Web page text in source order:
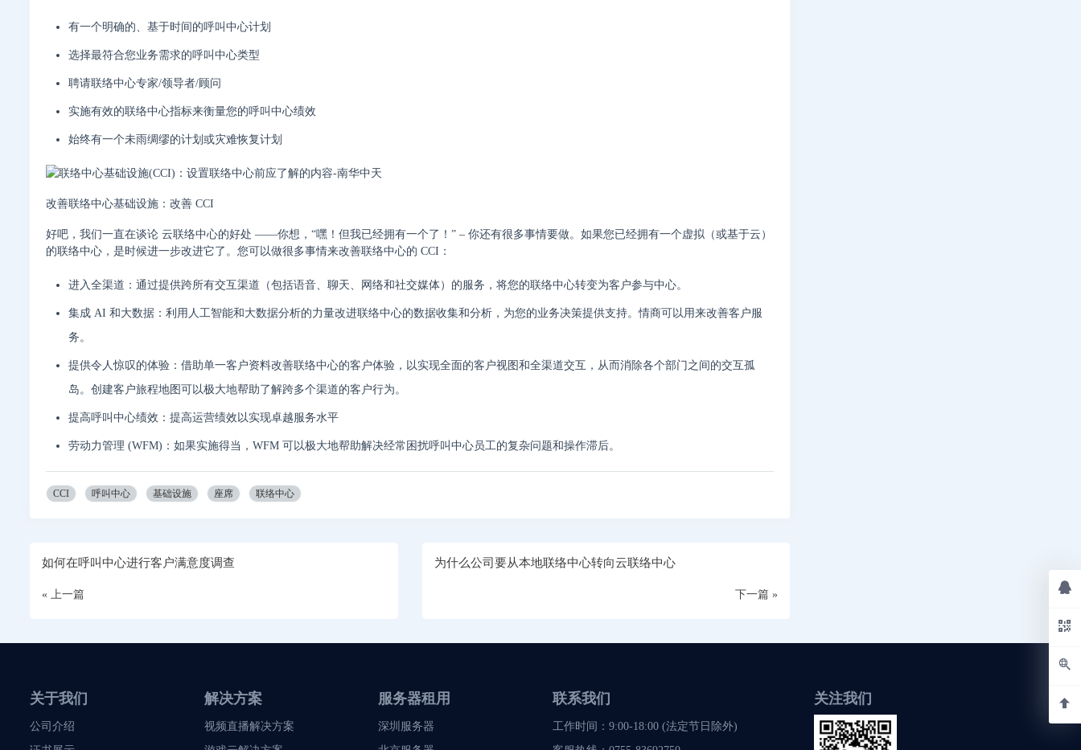
有一个明确的、基于时间的呼叫中心计划
选择最符合您业务需求的呼叫中心类型
聘请联络中心专家/领导者/顾问
实施有效的联络中心指标来衡量您的呼叫中心绩效
始终有一个未雨绸缪的计划或灾难恢复计划
改善联络中心基础设施：改善 CCI
好吧，我们一直在谈论 云联络中心的好处 ——你想，“嘿！但我已经拥有一个了！” – 你还有很多事情要做。如果您已经拥有一个虚拟（或基于云）
的联络中心，是时候进一步改进它了。您可以做很多事情来改善联络中心的 CCI：
进入全渠道：通过提供跨所有交互渠道（包括语音、聊天、网络和社交媒体）的服务，将您的联络中心转变为客户参与中心。
集成 AI 和大数据：利用人工智能和大数据分析的力量改进联络中心的数据收集和分析，为您的业务决策提供支持。情商可以用来改善客户服
务。
提供令人惊叹的体验：借助单一客户资料改善联络中心的客户体验，以实现全面的客户视图和全渠道交互，从而消除各个部门之间的交互孤
岛。创建客户旅程地图可以极大地帮助了解跨多个渠道的客户行为。
提高呼叫中心绩效：提高运营绩效以实现卓越服务水平
劳动力管理 (WFM)：如果实施得当，WFM 可以极大地帮助解决经常困扰呼叫中心员工的复杂问题和操作滞后。
CCI 呼叫中心 基础设施 座席 联络中心
如何在呼叫中心进行客户满意度调查
« 上一篇
为什么公司要从本地联络中心转向云联络中心
下一篇 »
关于我们
公司介绍
解决方案
视频直播解决方案
服务器租用
深圳服务器
联系我们
工作时间：9:00-18:00 (法定节日除外)
关注我们